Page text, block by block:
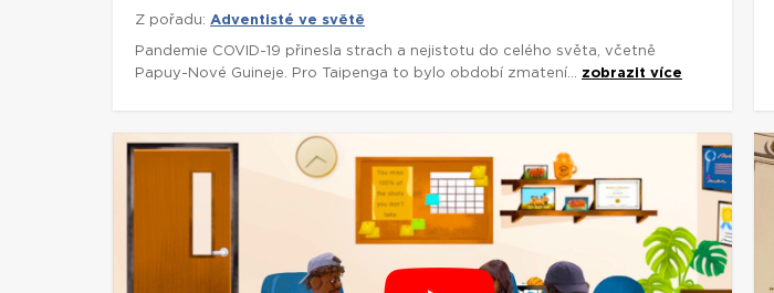
Z pořadu: Adventisté ve světě
Pandemie COVID-19 přinesla strach a nejistotu do celého světa, včetně
Papuy-Nové Guineje. Pro Taipenga to bylo období zmatení... zobrazit více